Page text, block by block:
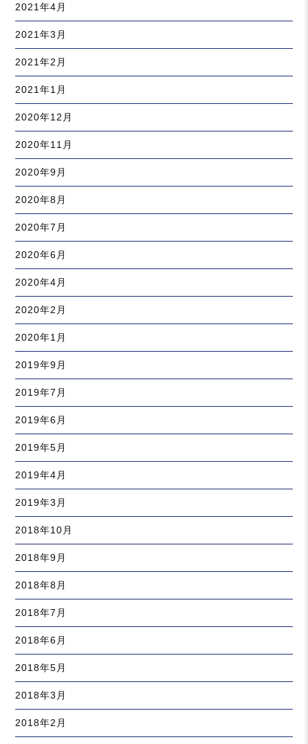
2021年4月
2021年3月
2021年2月
2021年1月
2020年12月
2020年11月
2020年9月
2020年8月
2020年7月
2020年6月
2020年4月
2020年2月
2020年1月
2019年9月
2019年7月
2019年6月
2019年5月
2019年4月
2019年3月
2018年10月
2018年9月
2018年8月
2018年7月
2018年6月
2018年5月
2018年3月
2018年2月